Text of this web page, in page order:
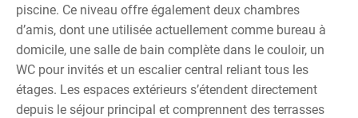
piscine. Ce niveau offre également deux chambres
d’amis, dont une utilisée actuellement comme bureau à
domicile, une salle de bain complète dans le couloir, un
WC pour invités et un escalier central reliant tous les
étages. Les espaces extérieurs s’étendent directement
depuis le séjour principal et comprennent des terrasses